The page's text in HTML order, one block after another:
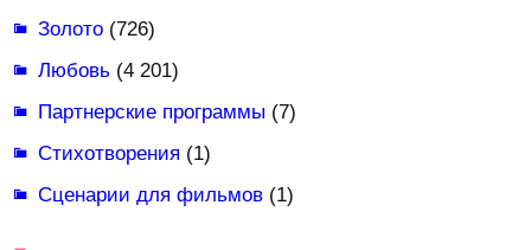
Золото(726)
Любовь(4 201)
Партнерские программы (7)
Стихотворения (1)
Сценарии для фильмов(1)